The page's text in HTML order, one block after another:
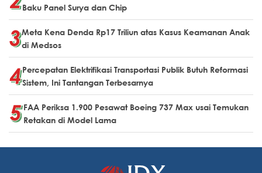
Baku Panel Surya dan Chip
Meta Kena Denda Rp17 Triliun atas Kasus Keamanan Anak
di Medsos
Percepatan Elektrifikasi Transportasi Publik Butuh Reformasi
Sistem, Ini Tantangan Terbesarnya
FAA Periksa 1.900 Pesawat Boeing 737 Max usai Temukan
Retakan di Model Lama